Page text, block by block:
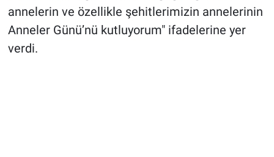
annelerin ve özellikle şehitlerimizin annelerinin
Anneler Günü’nü kutluyorum" ifadelerine yer
verdi.